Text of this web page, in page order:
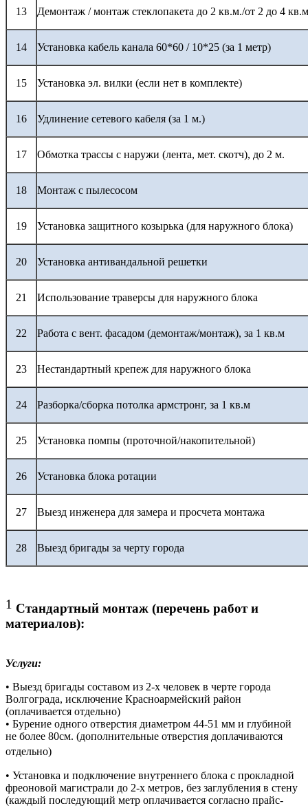
13 Демонтаж / монтаж стеклопакета до 2 кв.м./от 2 до 4
14 Установка кабель канала 60*60 / 10*25 (за 1 метр)
15 Установка эл. вилки (если нет в комплекте)
16 Удлинение сетевого кабеля (за 1 м.)
17 Обмотка трассы с наружи (лента, мет. скотч), до 2 м.
18 Монтаж с пылесосом
19 Установка защитного козырька (для наружного блока)
20 Установка антивандальной решетки
21 Использование траверсы для наружного блока
22 Работа с вент. фасадом (демонтаж/монтаж), за 1 кв.м
23 Нестандартный крепеж для наружного блока
24 Разборка/сборка потолка армстронг, за 1 кв.м
25 Установка помпы (проточной/накопительной)
26 Установка блока ротации
27 Выезд инженера для замера и просчета монтажа
28 Выезд бригады за черту города
1 Стандартный монтаж (перечень работ и
материалов):
Услуги:
• Выезд бригады составом из 2-х человек в черте города
Волгограда, исключение Красноармейский район
(оплачивается отдельно)
• Бурение одного отверстия диаметром 44-51 мм и глубиной
не более 80см. (дополнительные отверстия доплачиваются
отдельно)
• Установка и подключение внутреннего блока с прокладной
фреоновой магистрали до 2-х метров, без заглубления в стену
(каждый последующий метр оплачивается согласно прайс-